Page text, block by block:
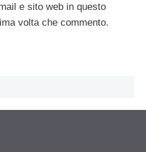
e sito web in questo
volta che commento.